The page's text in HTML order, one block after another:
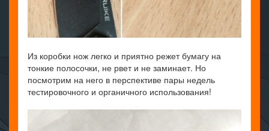
Из коробки нож легко и приятно режет бумагу на
тонкие полосочки, не рвет и не заминает. Но
посмотрим на него в перспективе пары недель
тестировочного и органичного использования!